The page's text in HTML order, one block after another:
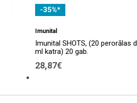
-35%*
Imunital
Imunital SHOTS, (20 perorālas
ml katra) 20 gab.
28,87€